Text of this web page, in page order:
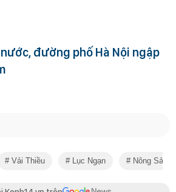
đường phố Hà Nội ngập
Vải Thiều Lục Ngạn Nông Sản